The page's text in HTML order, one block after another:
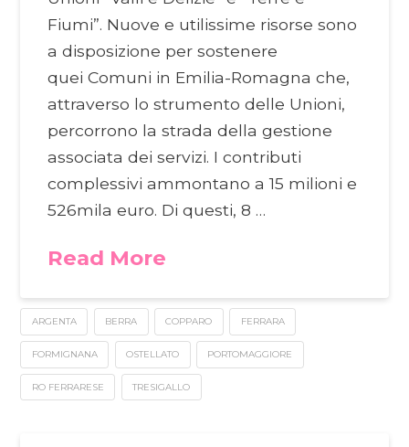
Fiumi”. Nuove e utilissime risorse sono
a disposizione per sostenere
quei Comuni in Emilia-Romagna che,
attraverso lo strumento delle Unioni,
percorrono la strada della gestione
associata dei servizi. I contributi
complessivi ammontano a 15 milioni e
526mila euro. Di questi, 8 …
Read More
ARGENTA BERRA COPPARO FERRARA
FORMIGNANA OSTELLATO PORTOMAGGIORE
RO FERRARESE TRESIGALLO